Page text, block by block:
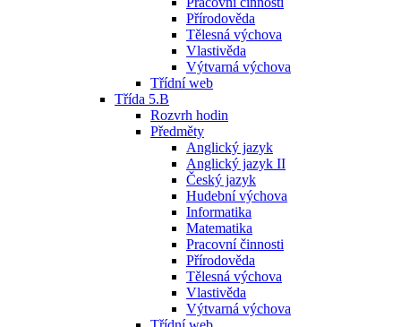
Přírodověda
Tělesná výchova
Vlastivěda
Výtvarná výchova
Třídní web
Třída 5.B
Rozvrh hodin
Předměty
Anglický jazyk
Anglický jazyk II
Český jazyk
Hudební výchova
Informatika
Matematika
Pracovní činnosti
Přírodověda
Tělesná výchova
Vlastivěda
Výtvarná výchova